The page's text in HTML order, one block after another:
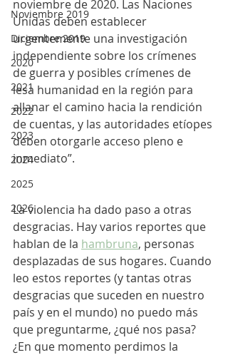
Noviembre 2019
Diciembre 2019
2020
2021
2022
2023
2024
2025
2026
noviembre de 2020. Las Naciones
Unidas deben establecer
urgentemente una investigación
independiente sobre los crímenes
de guerra y posibles crímenes de
lesa humanidad en la región para
allanar el camino hacia la rendición
de cuentas, y las autoridades etíopes
deben otorgarle acceso pleno e
inmediato”.
La violencia ha dado paso a otras
desgracias. Hay varios reportes que
hablan de la hambruna, personas
desplazadas de sus hogares. Cuando
leo estos reportes (y tantas otras
desgracias que suceden en nuestro
país y en el mundo) no puedo más
que preguntarme, ¿qué nos pasa?
¿En que momento perdimos la